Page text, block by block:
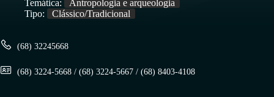
(68) 32245668
(68) 3224-5668 / (68) 3224-5667 / (68) 8403-4108
Temática:
Antropologia e arqueologia
Tipo:
Clássico/Tradicional